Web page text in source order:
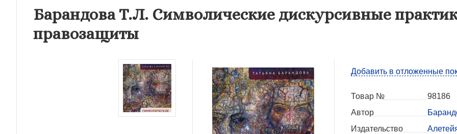
Барандова Т.Л. Символические дискурсивные
правозащиты
Добавить в отложенные
Товар №
98186
Автор
Издательство